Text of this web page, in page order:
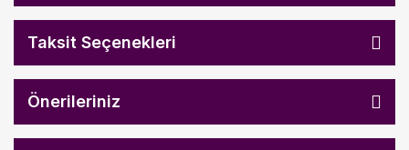
Taksit Seçenekleri
Önerileriniz